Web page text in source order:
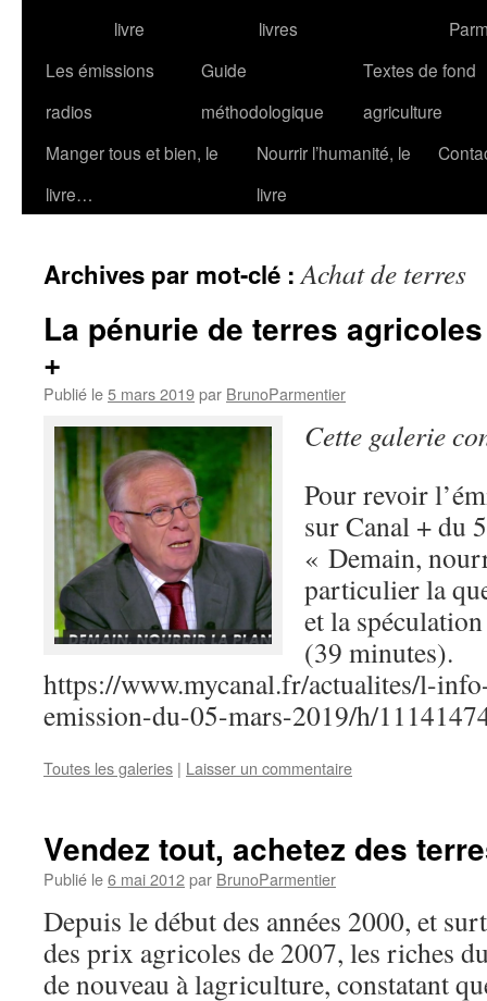
livre
livres
Les émissions
radios
Guide
méthodologique
Textes de fond
agriculture
Manger tous et bien, le
livre…
Nourrir l’humanité, le
livre
Archives par mot-clé :Achat de terres
La pénurie de terres
+
Publié le5 mars 2019par BrunoParmentier
Cette galerie
Pour revoir
sur Canal + du
« Demain,
particulier la
et la
(39 minutes).
https://www.mycanal.fr/actualites/l-
emission-du-05-mars-2019/h/
Toutes les galeries | Laisser un commentaire
Vendez tout, achetez des
Publié le6 mai 2012par BrunoParmentier
Depuis le début des années 2000, et
des prix agricoles de 2007, les riches
de nouveau à lagriculture, constatant